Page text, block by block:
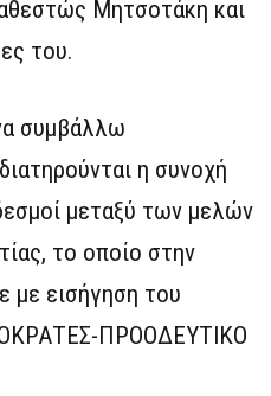
Μητσοτάκη και
του.
συμβάλλω
η συνοχή
μεταξύ των μελών
το οποίο στην
με εισήγηση του
ΠΡΟΟΔΕΥΤΙΚΟ